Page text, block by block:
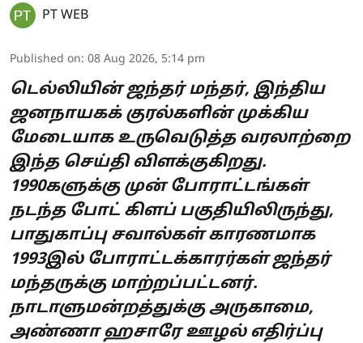
PT WEB
Published on: 08 Aug 2026, 5:14 pm
டெல்லியின் ஜந்தர் மந்தர், இந்திய
ஜனநாயகக் குரல்களின் முக்கிய
மேடையாக உருவெடுத்த வரலாற்றை
இந்த செய்தி விளக்குகிறது.
1990களுக்கு முன் போராட்டங்கள்
நடந்த போட் கிளப் பகுதியிலிருந்து,
பாதுகாப்பு சவால்கள் காரணமாக
1993இல் போராட்டக்காரர்கள் ஜந்தர்
மந்தருக்கு மாற்றப்பட்டனர்.
நாடாளுமன்றத்துக்கு அருகாமை,
அண்ணா ஹசாரே ஊழல் எதிர்ப்பு